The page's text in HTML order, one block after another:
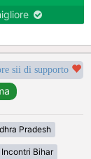
sii di supporto
Pradesh
Incontri Bihar